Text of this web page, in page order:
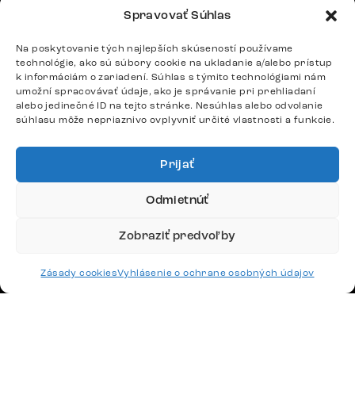
Spravovať Súhlas
Na poskytovanie tých najlepších skúseností používame
technológie, ako sú súbory cookie na ukladanie a/alebo prístup
k informáciám o zariadení. Súhlas s týmito technológiami nám
umožní spracovávať údaje, ako je správanie pri prehliadaní
alebo jedinečné ID na tejto stránke. Nesúhlas alebo odvolanie
súhlasu môže nepriaznivo ovplyvniť určité vlastnosti a funkcie.
Prijať
Odmietnúť
Zobraziť predvoľby
Zásady cookiesVyhlásenie o ochrane osobných údajov
4,8
Platby